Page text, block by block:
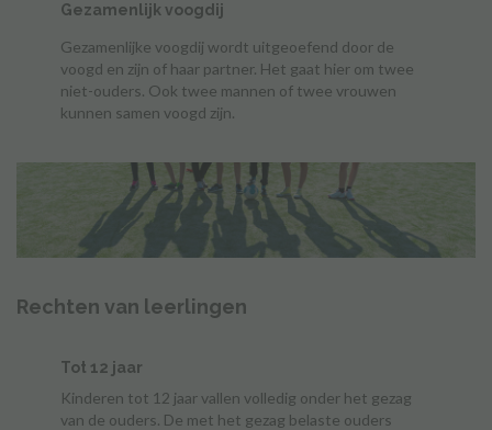
Gezamenlijk voogdij
Gezamenlijke voogdij wordt uitgeoefend door de
voogd en zijn of haar partner. Het gaat hier om twee
niet-ouders. Ook twee mannen of twee vrouwen
kunnen samen voogd zijn.
Rechten van leerlingen
Tot 12 jaar
Kinderen tot 12 jaar vallen volledig onder het gezag
van de ouders. De met het gezag belaste ouders